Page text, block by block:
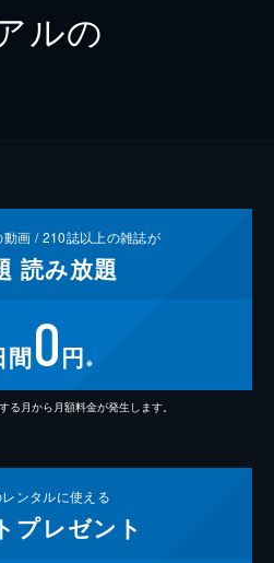
ルの
動画 /210誌以上の雑誌が
読み放題
間0円 ※
月から月額料金が発生します。
レンタルに使える
プレゼント